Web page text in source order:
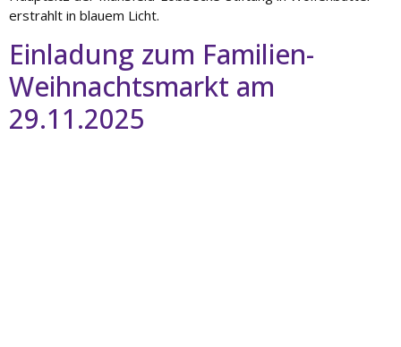
erstrahlt in blauem Licht.
Einladung zum Familien-
Weihnachtsmarkt am
29.11.2025